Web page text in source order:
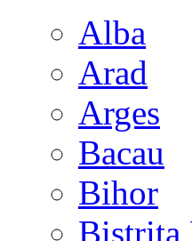
Alba
Arad
Arges
Bacau
Bihor
Bistrita